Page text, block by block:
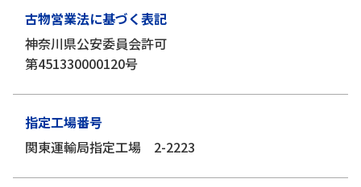
古物営業法に基づく表記
神奈川県公安委員会許可
第451330000120号
指定工場番号
関東運輸局指定工場 2-2223